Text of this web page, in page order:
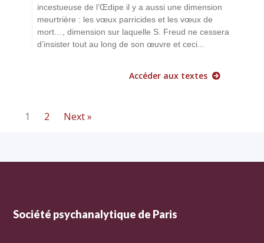
incestueuse de l’Œdipe il y a aussi une dimension
meurtrière : les vœux parricides et les vœux de
mort…, dimension sur laquelle S. Freud ne cessera
d’insister tout au long de son œuvre et ceci...
Accéder aux textes
1 2 Next »
Société psychanalytique de Paris